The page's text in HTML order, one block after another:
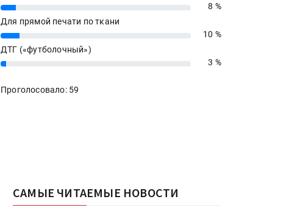
8%
8 %
Для прямой печати по ткани
10%
10 %
ДТГ («футболочный»)
3% 3 %
Проголосовало: 59
САМЫЕ ЧИТАЕМЫЕ НОВОСТИ